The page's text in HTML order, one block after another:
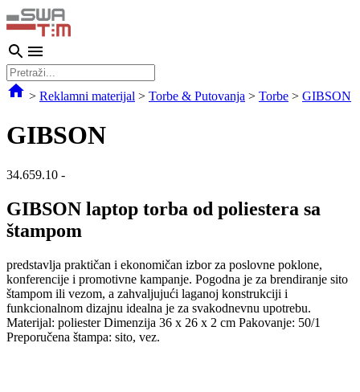
> Reklamni materijal > Torbe & Putovanja > Torbe > GIBSON
GIBSON
34.659.10 -
GIBSON laptop torba od poliestera sa
štampom
predstavlja praktičan i ekonomičan izbor za poslovne poklone,
konferencije i promotivne kampanje. Pogodna je za brendiranje sito
štampom ili vezom, a zahvaljujući laganoj konstrukciji i
funkcionalnom dizajnu idealna je za svakodnevnu upotrebu.
Materijal: poliester Dimenzija 36 x 26 x 2 cm Pakovanje: 50/1
Preporučena štampa: sito, vez.